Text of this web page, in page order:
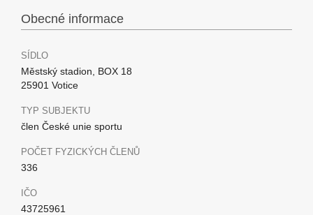
Obecné informace
SÍDLO
Městský stadion, BOX 18
25901 Votice
TYP SUBJEKTU
člen České unie sportu
POČET FYZICKÝCH ČLENŮ
336
IČO
43725961